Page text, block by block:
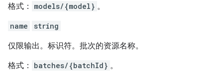
格式： models/{model} 。
name string
仅限输出。标识符。批次的资源名称。
格式： batches/{batchId} 。